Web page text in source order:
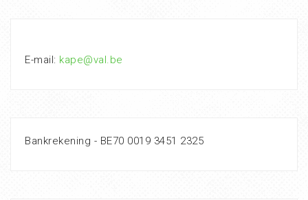
E-mail: kape@val.be
Bankrekening - BE70 0019 3451 2325